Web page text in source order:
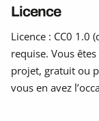
Licence
Licence : CC0 1.0
requise. Vous
projet, gratuit ou
vous en avez